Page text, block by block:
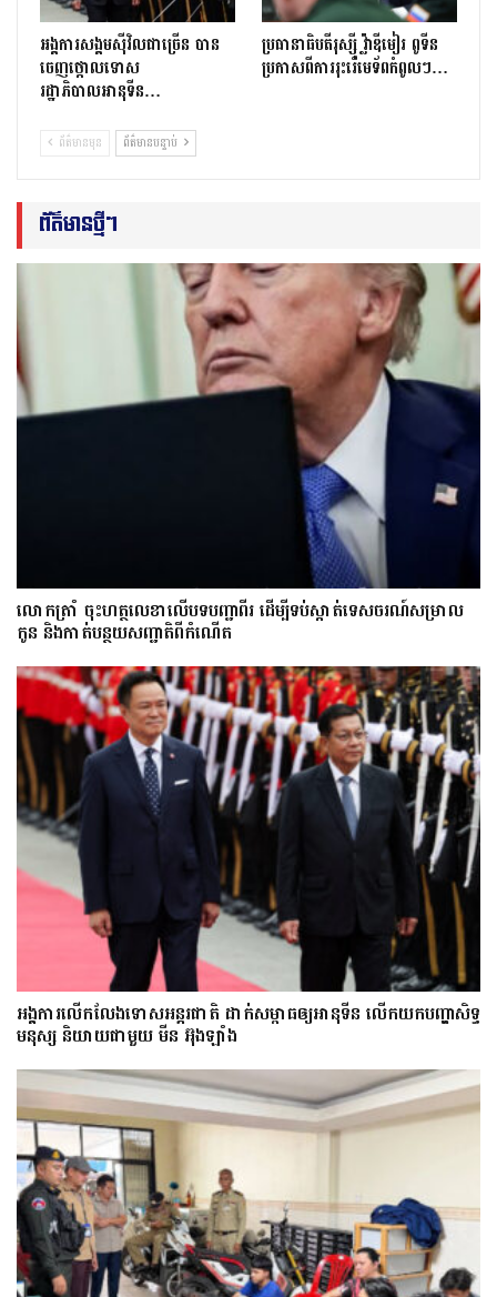
អង្គការសង្គមស៊ីវិលជាច្រើន បាន
ចេញថ្កោលទោស
រដ្ឋាភិបាលអានុទីន…
ប្រធានាធិបតីរុស្ស៊ី វ្ល៉ាឌីមៀរ ពូទីន
ប្រកាសពីការរុះរើមេទ័ពកំពូលៗ…
ព័ត៌មានមុន ព័ត៌មានបន្ទាប់
ព័ត៌មានថ្មីៗ
លោក​ត្រាំ ចុះហត្ថលេខាលើបទបញ្ជាពីរ ដើម្បីទប់ស្កាត់ទេស​ចរណ៍សម្រាល
កូន និងកាត់បន្ថយសញ្ជាតិពីកំណើត
អង្គការលើកលែងទោសអន្តរជាតិ ដាក់សម្ពាធឲ្យអានុទីន លើកយកបញ្ហាសិទ្ធ
មនុស្ស និយាយជាមួយ មីន អ៊ុងឡាំង